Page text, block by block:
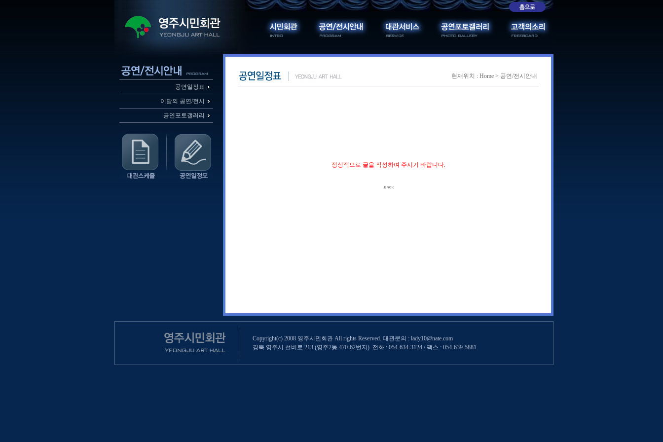
공연일정표
이달의 공연/전시
공연포토갤러리
현재위치 : Home > 공연/전시안내
정상적으로 글을 작성하여 주시기 바랍니다.
Copyright(c) 2008 영주시민회관 All rights Reserved. 대관문의 : lady10@nate.com
경북 영주시 선비로 213 (영주2동 470-62번지) 전화 : 054-634-3124 / 팩스 : 054-639-5881